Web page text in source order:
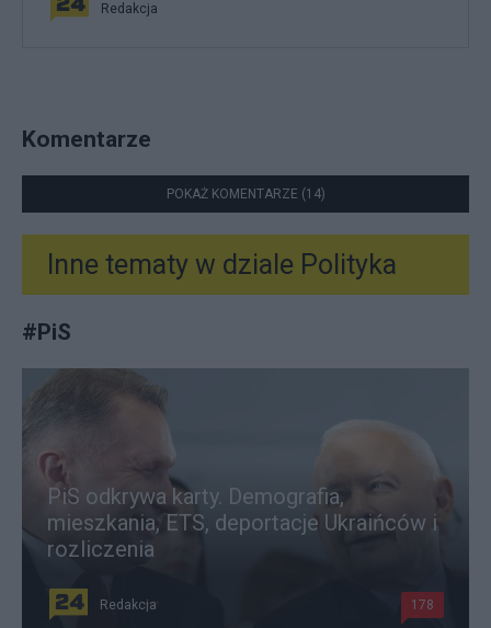
Redakcja
Komentarze
POKAŻ KOMENTARZE (14)
Inne tematy w dziale Polityka
#PiS
PiS odkrywa karty. Demografia,
mieszkania, ETS, deportacje Ukraińców i
rozliczenia
Redakcja 178